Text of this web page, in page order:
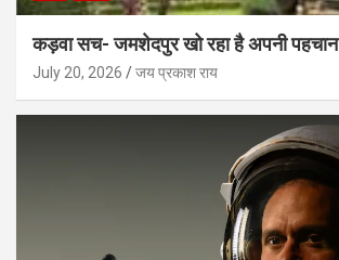
कड़वा सच- जमशेदपुर खो रहा है अपनी पहचान
July 20, 2026 जय प्रकाश राय